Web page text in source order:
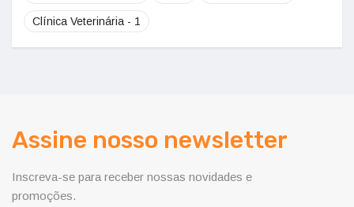
Clínica Veterinária - 1
Assine nosso newsletter
Inscreva-se para receber nossas novidades e
promoções.